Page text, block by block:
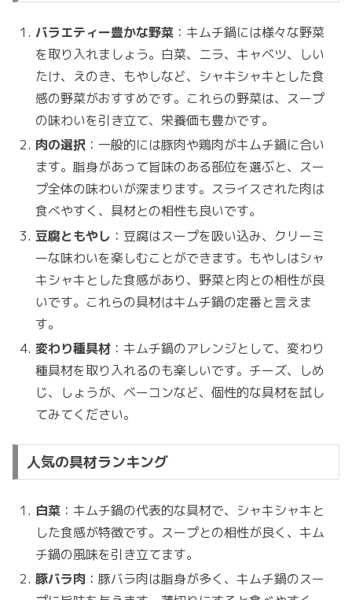
バラエティー豊かな野菜 ：キムチ鍋には様々な野菜
を取り入れましょう。白菜、ニラ、キャベツ、しい
たけ、えのき、もやしなど、シャキシャキとした食
感の野菜がおすすめです。これらの野菜は、スープ
の味わいを引き立て、栄養価も豊かです。
肉の選択 ：一般的には豚肉や鶏肉がキムチ鍋に合い
ます。脂身があって旨味のある部位を選ぶと、スー
プ全体の味わいが深まります。スライスされた肉は
食べやすく、具材との相性も良いです。
豆腐ともやし ：豆腐はスープを吸い込み、クリーミ
ーな味わいを楽しむことができます。もやしはシャ
キシャキとした食感があり、野菜と肉との相性が良
いです。これらの具材はキムチ鍋の定番と言えま
す。
変わり種具材 ：キムチ鍋のアレンジとして、変わり
種具材を取り入れるのも楽しいです。チーズ、しめ
じ、しょうが、ベーコンなど、個性的な具材を試し
てみてください。
人気の具材ランキング
白菜 ：キムチ鍋の代表的な具材で、シャキシャキと
した食感が特徴です。スープとの相性が良く、キム
チ鍋の風味を引き立てます。
豚バラ肉 ：豚バラ肉は脂身が多く、キムチ鍋のスー